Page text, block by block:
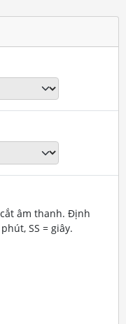
âm thanh. Định
SS = giây.